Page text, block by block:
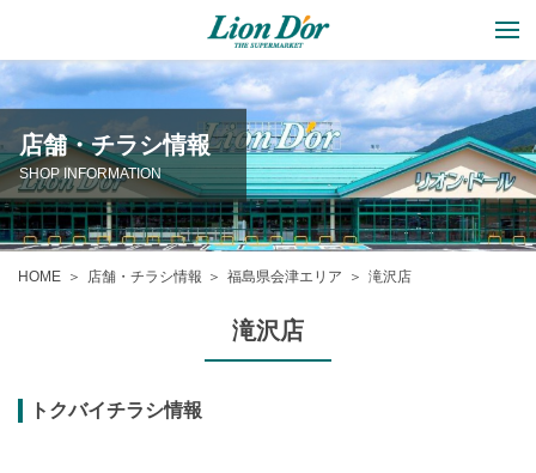
店舗・チラシ情報
SHOP INFORMATION
HOME 店舗・チラシ情報 福島県会津エリア 滝沢店
滝沢店
トクバイチラシ情報